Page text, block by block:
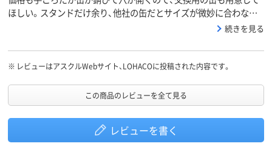
ほしい。スタンドだけ余り、他社の缶だとサイズが微妙に合わなそ
続きを見る
※ レビューはアスクルWebサイト、LOHACOに投稿された内容です。
この商品のレビューを全て見る
レビューを書く